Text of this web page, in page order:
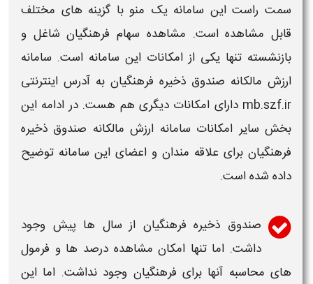
سمت راست این سامانهیک منو با گزینه های مختلف
قابل مشاهده است. مشاهده سهام فرهنگیان شاغل و
بازنشسته تنها یکی از امکانات این سامانه است. سامانه
ارزش مالکانه صندوق ذخیره فرهنگیان به آدرس اینترنتی
mb.szf.ir دارای امکانات دیگری هم هست. در ادامه این
بخش سایر امکانات سامانه ارزش مالکانه صندوق ذخیره
فرهنگیان برای علاقه مندان و اعضای این سامانه توضیح
داده شده است.
صندوق ذخیره فرهنگیان از سال ها پیش وجود
داشت. اما تنها امکان مشاهده درصد ها و فرمول
های محاسبه آنها برای فرهنگیان وجود نداشت. اما این